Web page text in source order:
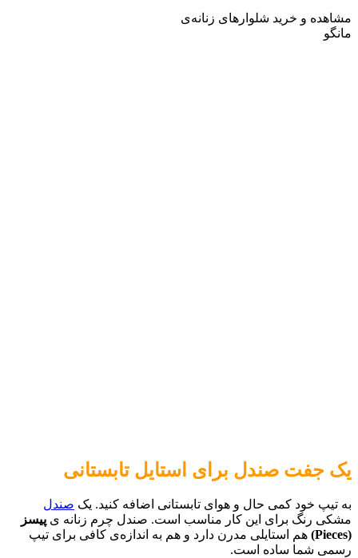
مشاهده و خرید شلوار‌های زنانه‌ی
مانگو
یک جفت صندل برای استایل تابستانی
به تیپ خود کمی حال و هوای تابستانی اضافه کنید. یک صندل
مشکی رنگ برای این کار مناسب است. صندل چرم زنانه ی پیسز
(
Pieces
) هم استایلی مدرن دارد و هم به اندازه‌ی کافی برای تیپ
رسمی شما ساده است.